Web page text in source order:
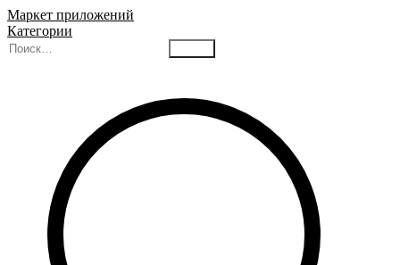
Маркет приложений
Категории